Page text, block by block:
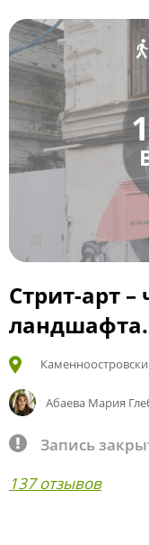
Стрит-арт –
ландшафта.
Абаева Мария
Запись
137 отзывов